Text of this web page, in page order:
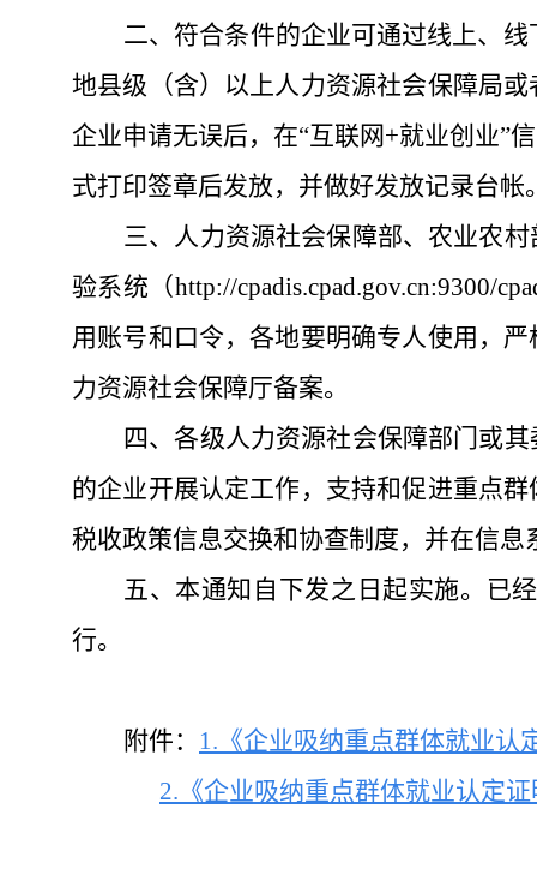
二、符合条件的企业可通过线上、
地县级（含）以上人力资源社会保障局
企业申请无误后，在“互联网+就业创业”
式打印签章后发放，并做好发放记录台帐
三、人力资源社会保障部、农业农
验系统（http://cpadis.cpad.gov.cn:9300/
用账号和口令，各地要明确专人使用，
力资源社会保障厅备案。
四、各级人力资源社会保障部门或
的企业开展认定工作，支持和促进重点
税收政策信息交换和协查制度，并在信
五、本通知自下发之日起实施。已
行。
附件： 1. 《企业吸纳重点群体就业认
2. 《企业吸纳重点群体就业认定